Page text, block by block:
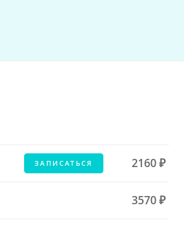
2160 ₽
ЗАПИСАТЬСЯ
3570 ₽